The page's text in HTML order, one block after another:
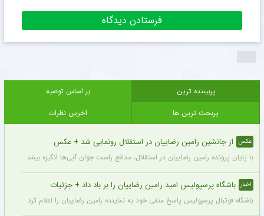
پربیننده ترین
بر اساس توصیه
پربحث ترین ها
آخرین نظرات
عکس از جانشین رامین رضاییان در استقلال رونمایی شد + عکس
با پایان پرونده رامین رضاییان در استقلال، مدافع راست جوان آبی‌ها انگیزه بیشتری
اخبار باشگاه پرسپولیس امید رامین رضاییان را بر باد داد + جزئیات
باشگاه فوتبال پرسپولیس پاسخ منفی خود به نماینده رامین رضاییان را اعلام کرد.